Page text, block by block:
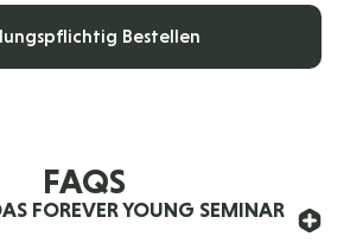
Bestellen
FAQS
FOREVER YOUNG SEMINAR